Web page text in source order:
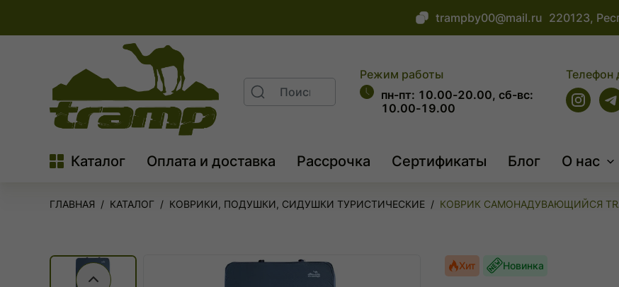
trampby00@mail.ru 220123,
главную
ПоискSearch
Режим работы
пн-пт: 10.00-20.00, сб-вс:
10.00-19.00
Телефон
Каталог Оплата и доставка Рассрочка Сертификаты Блог О нас
ГЛАВНАЯ КАТАЛОГ КОВРИКИ, ПОДУШКИ, СИДУШКИ ТУРИСТИЧЕСКИЕ КОВРИК САМОНАДУВАЮЩИЙСЯ
Хит Новинка